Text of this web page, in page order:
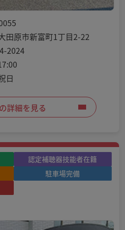
田原市新富町1丁目2-22
2024
日
詳細を見る
認定補聴器技能者在籍
駐車場完備